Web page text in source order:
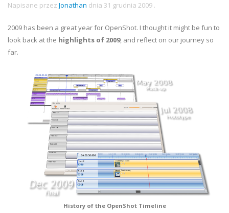
Napisane przez Jonathan dnia 31 grudnia 2009 .
2009 has been a great year for OpenShot. I thought it might be fun to
look back at the highlights of 2009, and reflect on our journey so
far.
History of the OpenShot Timeline